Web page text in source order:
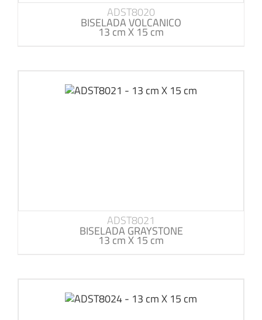
ADST8020
BISELADA VOLCANICO
13 cm X 15 cm
ADST8021
BISELADA GRAYSTONE
13 cm X 15 cm